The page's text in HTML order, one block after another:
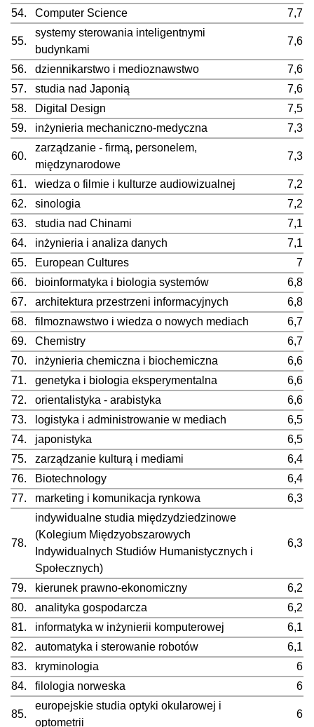
54.
Computer Science 7,7
55.
systemy sterowania inteligentnymi
budynkami
7,6
56. dziennikarstwo i medioznawstwo
7,6
57.
studia nad Japonią
7,6
58.
Digital Design
7,5
59.
inżynieria mechaniczno-medyczna 7,3
60.
zarządzanie - firmą, personelem,
międzynarodowe
7,3
61. wiedza o filmie i kulturze audiowizualnej
7,2
62.
sinologia
7,2
63.
studia nad Chinami
7,1
64.
inżynieria i analiza danych
7,1
65.
European Cultures
7
66.
bioinformatyka i biologia systemów
6,8
67.
architektura przestrzeni informacyjnych
6,8
68.
filmoznawstwo i wiedza o nowych mediach
6,7
69.
Chemistry
6,7
70.
inżynieria chemiczna i biochemiczna
6,6
71.
genetyka i biologia eksperymentalna
6,6
72.
orientalistyka - arabistyka
6,6
73.
logistyka i administrowanie w mediach
6,5
74.
japonistyka
6,5
75.
zarządzanie kulturą i mediami
6,4
76.
Biotechnology
6,4
77.
marketing i komunikacja rynkowa 6,3
78.
indywidualne studia międzydziedzinowe
(Kolegium Międzyobszarowych
Indywidualnych Studiów Humanistycznych i
Społecznych)
6,3
79. kierunek prawno-ekonomiczny
6,2
80.
analityka gospodarcza
6,2
81.
informatyka w inżynierii komputerowej
6,1
82.
automatyka i sterowanie robotów
6,1
83.
kryminologia
6
84.
filologia norweska 6
85.
europejskie studia optyki okularowej i
optometrii
6